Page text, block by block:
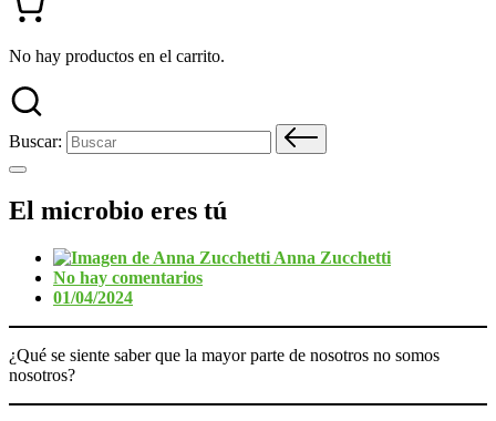
No hay productos en el carrito.
Buscar:
El microbio eres tú
Anna Zucchetti
No hay comentarios
01/04/2024
¿Qué se siente saber que la mayor parte de nosotros no somos
nosotros?